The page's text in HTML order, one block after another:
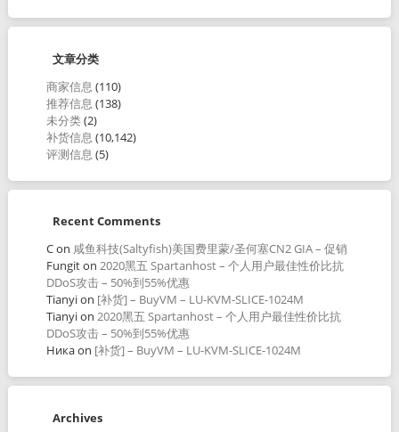
文章分类
商家信息 (110)
推荐信息 (138)
未分类(2)
补货信息 (10,142)
评测信息 (5)
Recent Comments
Con 咸鱼科技(Saltyfish)美国费里蒙/圣何塞CN2 GIA – 促销
Fungiton 2020黑五 Spartanhost – 个人用户最佳性价比抗
DDoS攻击 – 50%到55%优惠
Tianyion [补货] – BuyVM – LU-KVM-SLICE-1024M
Tianyion 2020黑五 Spartanhost – 个人用户最佳性价比抗
DDoS攻击 – 50%到55%优惠
Никаon [补货] – BuyVM – LU-KVM-SLICE-1024M
Archives